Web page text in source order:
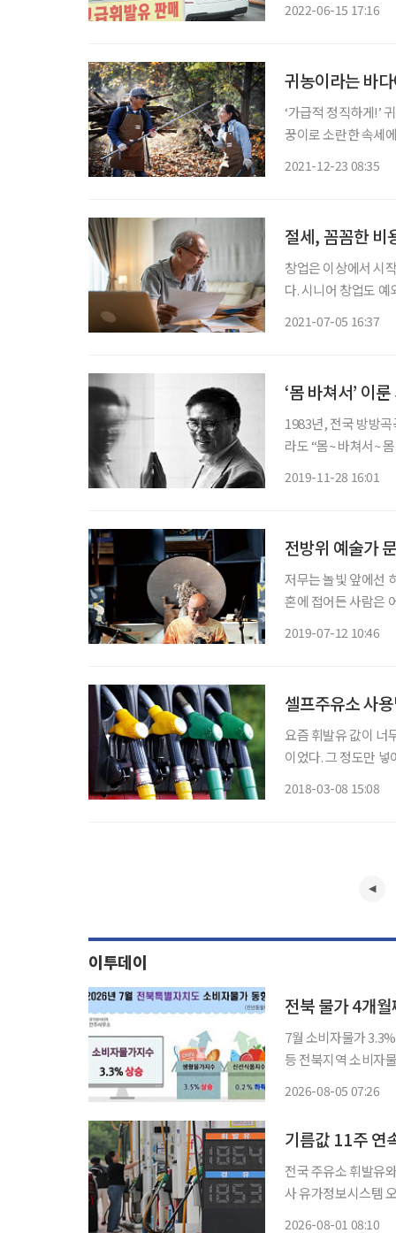
2022-06-15 17:16
귀농이라는 바
‘가급적 정직하게!’
꿍이로 소란한 속세
2021-12-23 08:35
절세, 꼼꼼한
창업은 이상에서 시
다. 시니어 창업도
2021-07-05 16:37
‘몸 바쳐서’ 이
1983년, 전국 방방
라도 “몸~ 바쳐서~
2019-11-28 16:01
전방위 예술가
저무는 놀빛 앞에선
혼에 접어든 사람은
2019-07-12 10:46
셀프주유소 사
요즘 휘발유 값이 너
이었다. 그 정도만
2018-03-08 15:08
이투데이
전북 물가 4개
7월 소비자물가
등 전북지역 소비자물가가 지난 4월부터 7월까지 4개월 연속 3%대 상승률을 기록하며 서민
2026-08-05 07:26
기름값 11주 연
전국 주유소 휘발유와 경
사 유가정보시스템
2026-08-01 08:10